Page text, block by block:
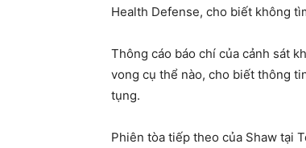
Health Defense, cho biết không
Thông cáo báo chí của cảnh sát
vong cụ thể nào, cho biết thông
tụng.
Phiên tòa tiếp theo của Shaw tại